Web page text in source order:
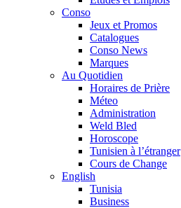
Conso
Jeux et Promos
Catalogues
Conso News
Marques
Au Quotidien
Horaires de Prière
Méteo
Administration
Weld Bled
Horoscope
Tunisien à l’étranger
Cours de Change
English
Tunisia
Business